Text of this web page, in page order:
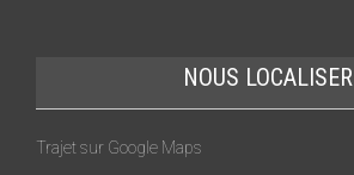
NOUS LOCALISER
Trajet sur Google Maps